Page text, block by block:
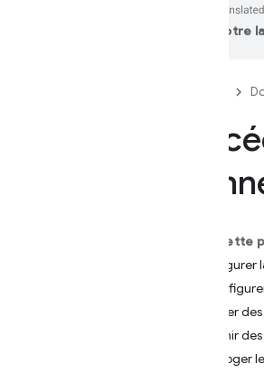
votre
Sur cette
Configurer
Écouter
Obtenir
Interroger